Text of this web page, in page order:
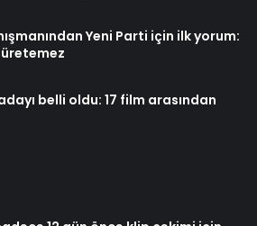
Yeni Parti için ilk yorum:
belli oldu: 17 film arasından